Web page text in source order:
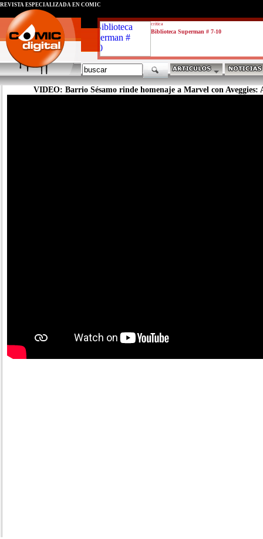
critica
Biblioteca Superman # 7-10
REVISTA ESPECIALIZADA EN CÓMIC
VIDEO: Barrio Sésamo rinde homenaje a Marvel con Aveggies: